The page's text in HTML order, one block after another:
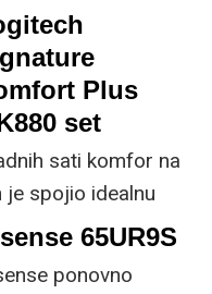
jer koristi
svjetla za
Plus
set
sati komfor na
spojio idealnu
miša s naprednim
65UR9S
ponovno